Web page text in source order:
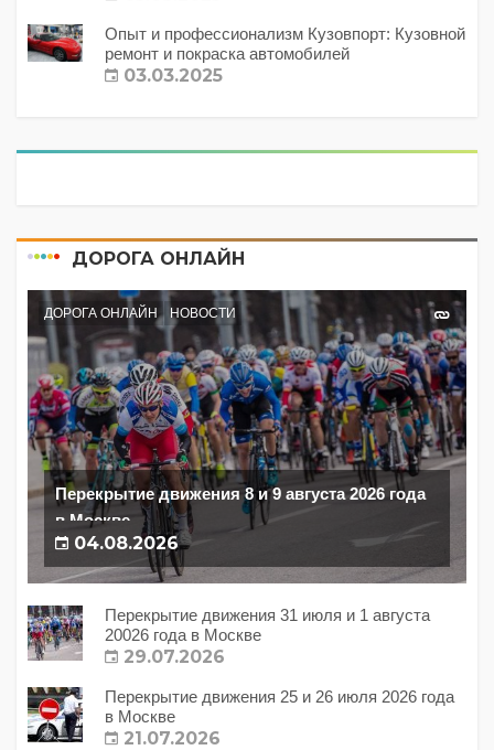
Опыт и профессионализм Кузовпорт: Кузовной
ремонт и покраска автомобилей
03.03.2025
ДОРОГА ОНЛАЙН
ДОРОГА ОНЛАЙН НОВОСТИ
Перекрытие движения 8 и 9 августа 2026 года
в Москве
04.08.2026
Перекрытие движения 31 июля и 1 августа
20026 года в Москве
29.07.2026
Перекрытие движения 25 и 26 июля 2026 года
в Москве
21.07.2026